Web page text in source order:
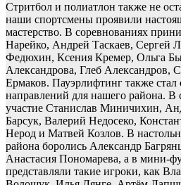
Стритбол и полиатлон также не
наши спортсмены проявили
мастерство. В соревнованиях
Нарейко, Андрей Таскаев, Сергей
Федюхин, Ксения Кремер, Ольга
Александрова, Глеб Александров,
Ермаков. Пауэрлифтинг также
направлений для нашего района. В
участие Станислав Миничихин,
Барсук, Валерий Недосеко,
Нерод и Матвей Козлов. В
района боролись Александр
Анастасия Пономарева, а в мини-
представляли такие игроки, как